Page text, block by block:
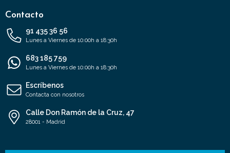
Contacto
91 435 36 56
Lunes a Viernes de 10:00h a 18:30h
683 185 759
Lunes a Viernes de 10:00h a 18:30h
Escríbenos
Contacta con nosotros
Calle Don Ramón de la Cruz, 47
28001 - Madrid